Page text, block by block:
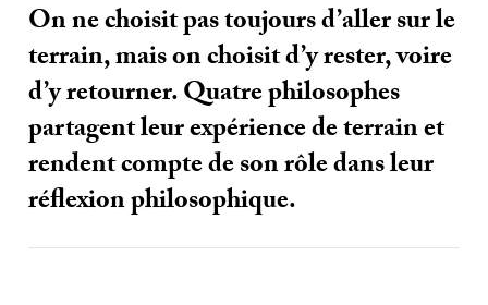
On ne choisit pas toujours d’aller sur le
terrain, mais on choisit d’y rester, voire
d’y retourner. Quatre philosophes
partagent leur expérience de terrain et
rendent compte de son rôle dans leur
réflexion philosophique.